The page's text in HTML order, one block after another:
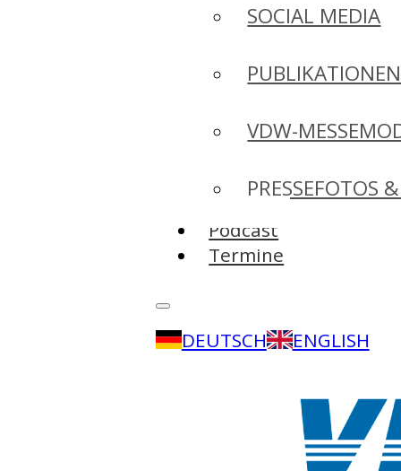
SOCIAL MEDIA
PUBLIKATIONEN
VDW-
PRESSEFOTOS
Podcast
Termine
DEUTSCH ENGLISH